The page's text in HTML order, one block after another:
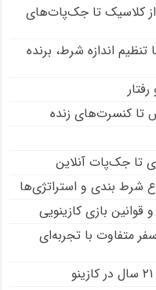
انواع بازی‌های اسلات ۲۰۲۶؛ از کلاسیک تا جک‌پات‌های
اندازه شرط، برنده
تا کنسرت‌های زنده
تا جک‌پات‌ آنلاین
شرط بندی و استراتژی‌ها
بازی کازینویی
متفاوت با تجربه‌ای